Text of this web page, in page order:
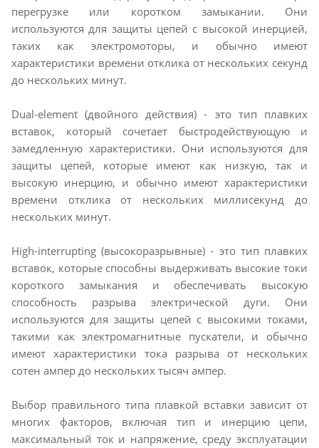
перегрузке или коротком замыкании. Они
используются для защиты цепей с высокой инерцией,
таких как электромоторы, и обычно имеют
характеристики времени отклика от нескольких секунд
до нескольких минут.
Dual-element (двойного действия) - это тип плавких
вставок, который сочетает быстродействующую и
замедленную характеристики. Они используются для
защиты цепей, которые имеют как низкую, так и
высокую инерцию, и обычно имеют характеристики
времени отклика от нескольких миллисекунд до
нескольких минут.
High-interrupting (высокоразрывные) - это тип плавких
вставок, которые способны выдерживать высокие токи
короткого замыкания и обеспечивать высокую
способность разрыва электрической дуги. Они
используются для защиты цепей с высокими токами,
такими как электромагнитные пускатели, и обычно
имеют характеристики тока разрыва от нескольких
сотен ампер до нескольких тысяч ампер.
Выбор правильного типа плавкой вставки зависит от
многих факторов, включая тип и инерцию цепи,
максимальный ток и напряжение, среду эксплуатации